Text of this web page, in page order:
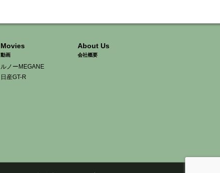
Movies
動画
ルノーMEGANE
日産GT-R
About Us
会社概要